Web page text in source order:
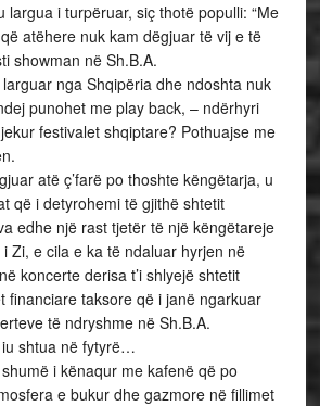
largua i turpëruar, siç thotë populli: “Me
atëhere nuk kam dëgjuar të vij e të
showman në Sh.B.A.
nga Shqipëria dhe ndoshta nuk
punohet me play back, – ndërhyri
festivalet shqiptare? Pothuajse me
atë ç’farë po thoshte këngëtarja, u
që i detyrohemi të gjithë shtetit
edhe një rast tjetër të një këngëtareje
Zi, e cila e ka të ndaluar hyrjen në
koncerte derisa t’i shlyejë shtetit
financiare taksore që i janë ngarkuar
të ndryshme në Sh.B.A.
shtua në fytyrë…
i kënaqur me kafenë që po
e bukur dhe gazmore në fillimet